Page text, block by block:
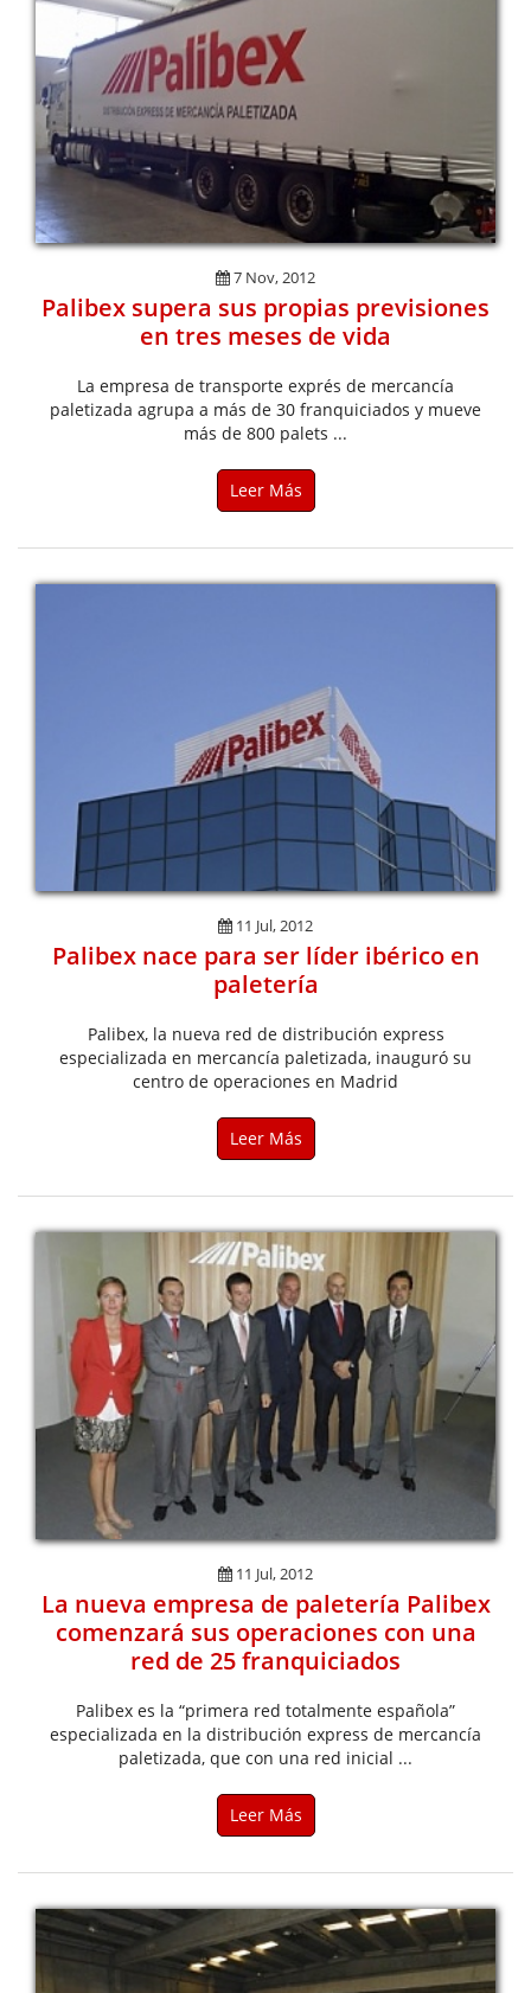
7 Nov, 2012
Palibex supera sus propias previsiones
en tres meses de vida
La empresa de transporte exprés de mercancía
paletizada agrupa a más de 30 franquiciados y mueve
más de 800 palets ...
Leer Más
11 Jul, 2012
Palibex nace para ser líder ibérico en
paletería
Palibex, la nueva red de distribución express
especializada en mercancía paletizada, inauguró su
centro de operaciones en Madrid
Leer Más
11 Jul, 2012
La nueva empresa de paletería Palibex
comenzará sus operaciones con una
red de 25 franquiciados
Palibex es la “primera red totalmente española”
especializada en la distribución express de mercancía
paletizada, que con una red inicial ...
Leer Más